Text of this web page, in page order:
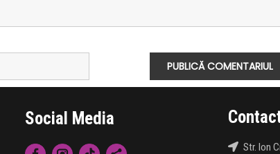
Social Media
Str. Ion